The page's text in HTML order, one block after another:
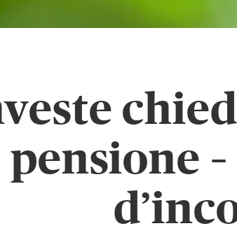
pensione